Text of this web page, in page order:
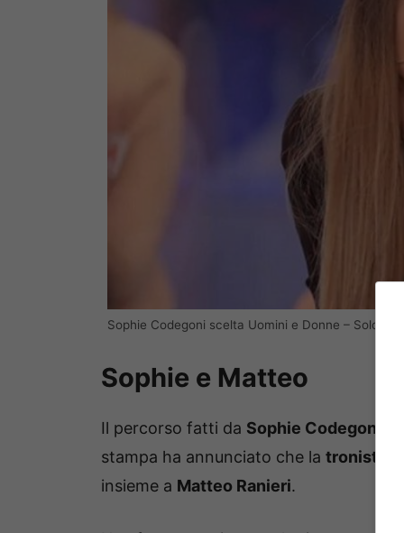
Sophie Codegoni scelta Uomini e Donne –
Sophie e Matteo
Il percorso fatti da Sophie Codegoni
stampa ha annunciato che la tronista
insieme a Matteo Ranieri.